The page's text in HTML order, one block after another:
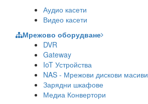
Аудио касети
Видео касети
Мрежово оборудване
DVR
Gateway
IoT Устройства
NAS - Мрежови дискови масиви
Зарядни шкафове
Медиа Конвертори